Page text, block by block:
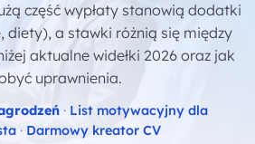
część wypłaty stanowią dodatki
diety), a stawki różnią się między
aktualne widełki 2026 oraz jak
uprawnienia.
· List motywacyjny dla
· Darmowy kreator CV